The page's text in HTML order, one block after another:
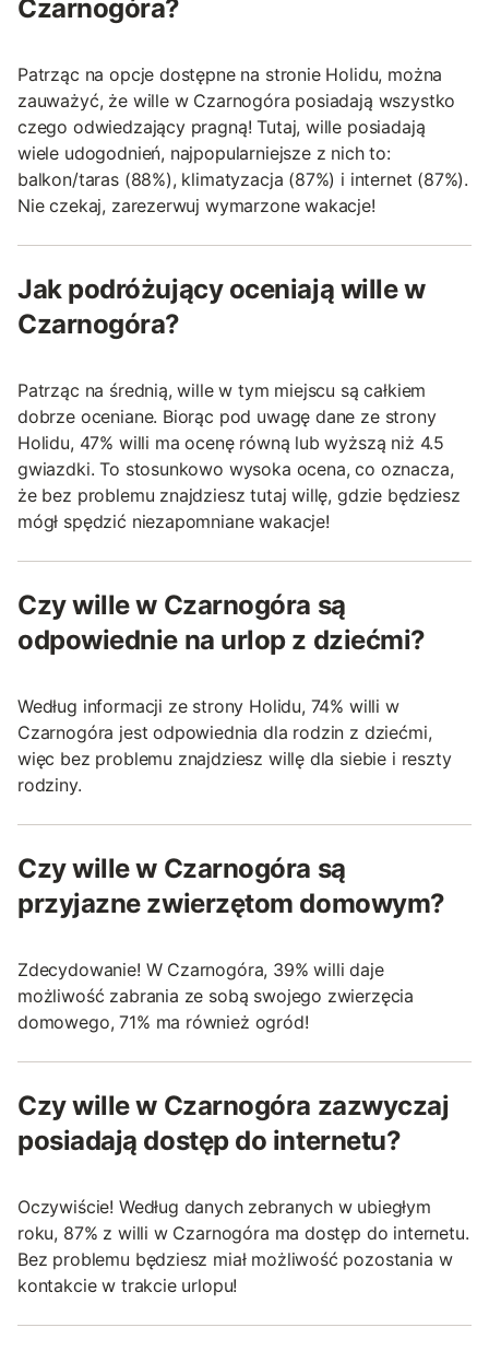
Czarnogóra?
Patrząc na opcje dostępne na stronie Holidu, można
zauważyć, że wille w Czarnogóra posiadają wszystko
czego odwiedzający pragną! Tutaj, wille posiadają
wiele udogodnień, najpopularniejsze z nich to:
balkon/taras (88%), klimatyzacja (87%) i internet (87%).
Nie czekaj, zarezerwuj wymarzone wakacje!
Jak podróżujący oceniają wille w
Czarnogóra?
Patrząc na średnią, wille w tym miejscu są całkiem
dobrze oceniane. Biorąc pod uwagę dane ze strony
Holidu, 47% willi ma ocenę równą lub wyższą niż 4.5
gwiazdki. To stosunkowo wysoka ocena, co oznacza,
że bez problemu znajdziesz tutaj willę, gdzie będziesz
mógł spędzić niezapomniane wakacje!
Czy wille w Czarnogóra są
odpowiednie na urlop z dziećmi?
Według informacji ze strony Holidu, 74% willi w
Czarnogóra jest odpowiednia dla rodzin z dziećmi,
więc bez problemu znajdziesz willę dla siebie i reszty
rodziny.
Czy wille w Czarnogóra są
przyjazne zwierzętom domowym?
Zdecydowanie! W Czarnogóra, 39% willi daje
możliwość zabrania ze sobą swojego zwierzęcia
domowego, 71% ma również ogród!
Czy wille w Czarnogóra zazwyczaj
posiadają dostęp do internetu?
Oczywiście! Według danych zebranych w ubiegłym
roku, 87% z willi w Czarnogóra ma dostęp do internetu.
Bez problemu będziesz miał możliwość pozostania w
kontakcie w trakcie urlopu!